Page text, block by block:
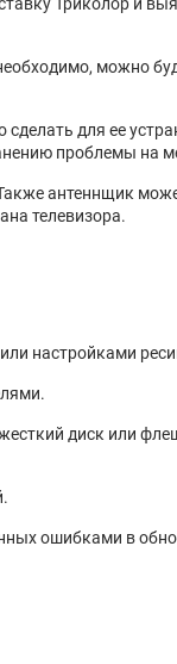
можно
для ее
проблемы на
антеннщик
телевизора.
настройками
диск или
ошибками в